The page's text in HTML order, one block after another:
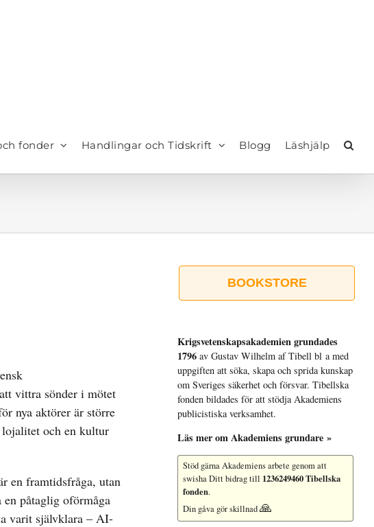
fonder Handlingar och Tidskrift Blogg Läshjälp
vittra sönder i mötet
nya aktörer är större
lojalitet och en kultur
en framtidsfråga, utan
påtaglig oförmåga
varit självklara – AI-
BOOKSTORE
Krigsvetenskap­sakademien grundades
1796 av Gustav Wilhelm af Tibell bl a med
uppgiften att söka, skapa och sprida kunskap
om Sveriges säkerhet och försvar. Tibellska
fonden bildades för att stödja Akademiens
publicistiska verksamhet.
Läs mer om Akademiens grundare »
Stöd gärna Akademiens arbete genom att
swisha Ditt bidrag till 1236249460 Tibellska
fonden.
Din gåva gör skillnad🙏